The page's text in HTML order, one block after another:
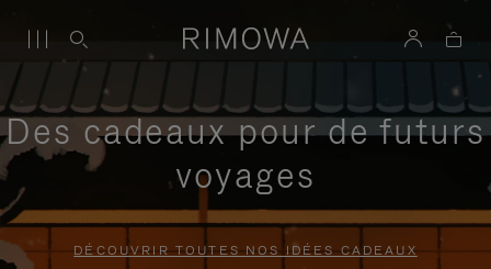
Des cadeaux pour de futurs
voyages
DÉCOUVRIR TOUTES NOS IDÉES CADEAUX